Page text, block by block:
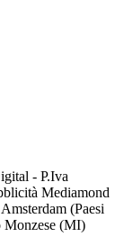
- P.Iva
Mediamond
(Paesi
Monzese (MI)